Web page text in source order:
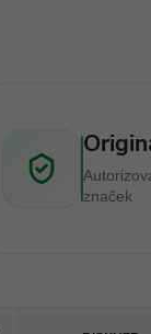
značek